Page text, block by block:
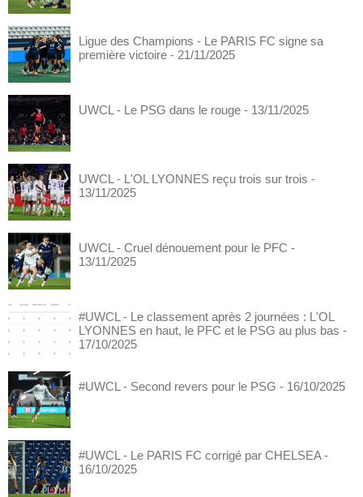
Ligue des Champions - Le PARIS FC signe sa
première victoire - 21/11/2025
UWCL - Le PSG dans le rouge - 13/11/2025
UWCL - L'OL LYONNES reçu trois sur trois -
13/11/2025
UWCL - Cruel dénouement pour le PFC -
13/11/2025
#UWCL - Le classement après 2 journées : L'OL
LYONNES en haut, le PFC et le PSG au plus bas -
17/10/2025
#UWCL - Second revers pour le PSG - 16/10/2025
#UWCL - Le PARIS FC corrigé par CHELSEA -
16/10/2025